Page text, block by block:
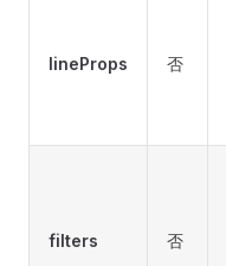
lineProps 否
filters 否